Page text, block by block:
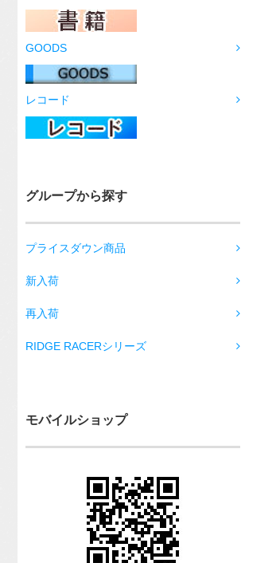
GOODS
レコード
グループから探す
プライスダウン商品
新入荷
再入荷
RIDGE RACERシリーズ
モバイルショップ